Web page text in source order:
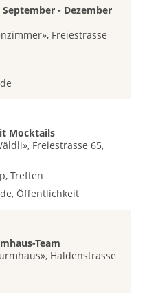
- Dezember
Freiestrasse
Mocktails
Freiestrasse 65,
Treffen
Öffentlichkeit
Team
Haldenstrasse